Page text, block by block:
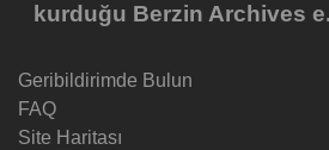
kurduğu Berzin Archives
Geribildirimde Bulun
FAQ
Site Haritası